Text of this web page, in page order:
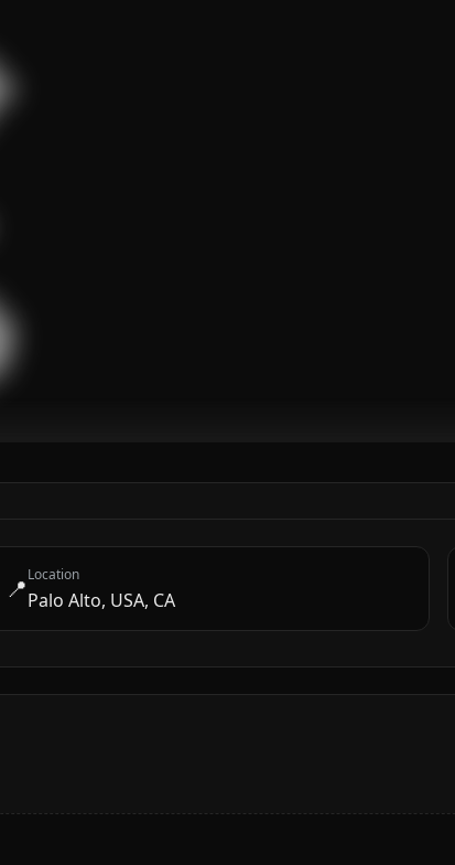
📍Location
Palo Alto, USA, CA